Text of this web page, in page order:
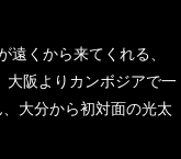
くから来てくれる、
大阪よりカンボジアで一
大分から初対面の光太